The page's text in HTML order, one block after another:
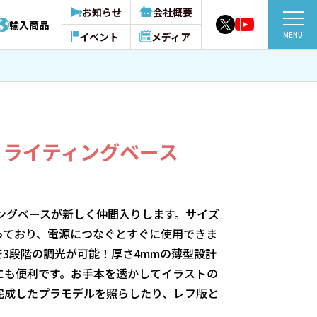
輸入商品
お知らせ
イベント
会社概要
メディア
MENU
イティングベース
グベースが新しく仲間入りします。サイズ
おり、電源につなぐとすぐに使用できま
段階の調光が可能！厚さ4mmの薄型設計
便利です。お手本を透かしてイラストの
したプラモデルを照らしたり、レフ版と